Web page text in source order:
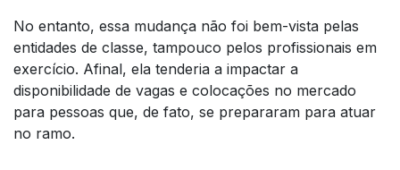
No entanto, essa mudança não foi bem-vista pelas
entidades de classe, tampouco pelos profissionais em
exercício. Afinal, ela tenderia a impactar a
disponibilidade de vagas e colocações no mercado
para pessoas que, de fato, se prepararam para atuar
no ramo.